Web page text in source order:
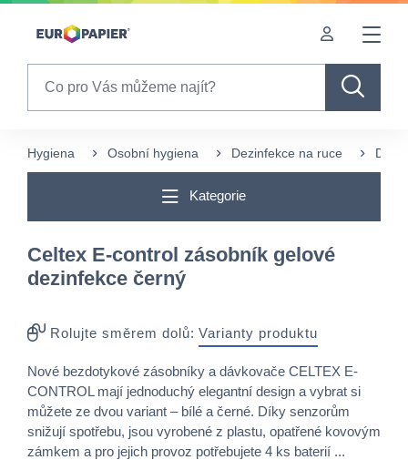
Table Of Content
Často nakupované s tímto produktem
Hygiena Osobní hygiena Dezinfekce na ruce
Kategorie
Celtex E-control zásobník gelové
dezinfekce černý
Rolujte směrem dolů: Varianty produktu
Nové bezdotykové zásobníky a dávkovače CELTEX E-
CONTROL mají jednoduchý elegantní design a vybrat si
můžete ze dvou variant – bílé a černé. Díky senzorům
snižují spotřebu, jsou vyrobené z plastu, opatřené kovovým
zámkem a pro jejich provoz potřebujete 4 ks baterií ...